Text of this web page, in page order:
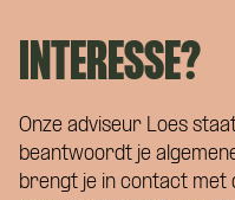
INTERESSE?
Onze adviseur Loes
beantwoordt je
brengt je in contact met